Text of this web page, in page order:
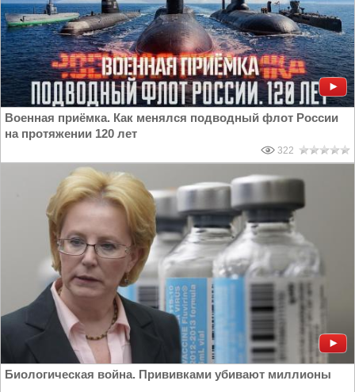
Военная приёмка. Как менялся подводный флот России
на протяжении 120 лет
322
Биологическая война. Прививками убивают миллионы